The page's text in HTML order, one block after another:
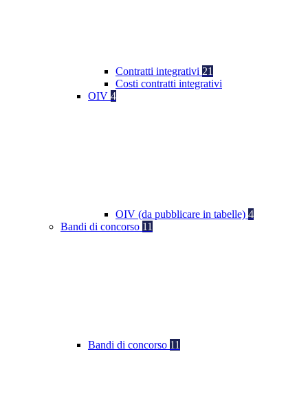
Contratti integrativi 21
Costi contratti integrativi
OIV 4
OIV (da pubblicare in tabelle) 4
Bandi di concorso 11
Bandi di concorso 11